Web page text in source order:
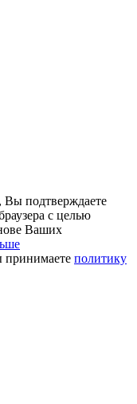
, Вы подтверждаете
с целью
Ваших
принимаете политику